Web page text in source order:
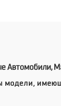
Автомобили,
модели,